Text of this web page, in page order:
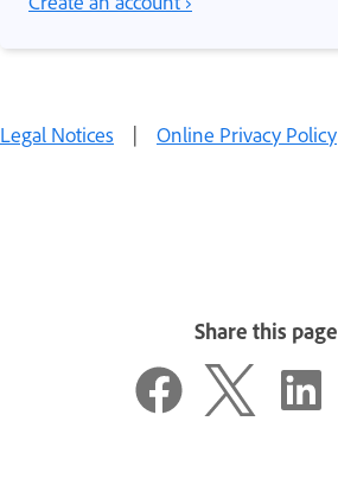
Legal Notices | Online Privacy Policy
Share this page